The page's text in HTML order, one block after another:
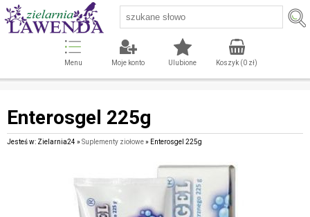
Menu Moje konto Ulubione Koszyk (0zł)
Enterosgel 225g
Jesteś w: Zielarnia24 »Suplementy ziołowe» Enterosgel 225g